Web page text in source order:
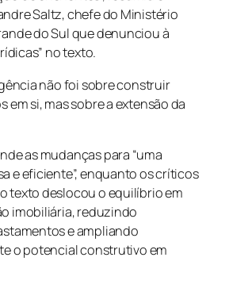
Saltz, chefe do Ministério
do Sul que denunciou à
no texto.
não foi sobre construir
em si, mas sobre a extensão da
as mudanças para “uma
e eficiente”, enquanto os críticos
texto deslocou o equilíbrio em
imobiliária, reduzindo
e ampliando
o potencial construtivo em